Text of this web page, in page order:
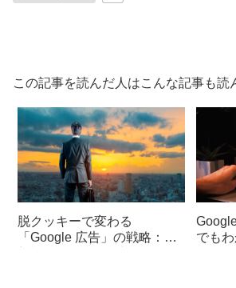
この記事を読んだ人はこんな記事も読
脱クッキーで変わる
「Google 広告」の戦略：最
でも